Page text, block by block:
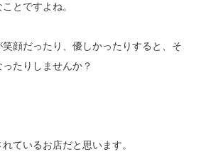
とですよね。
顔だったり、優しかったりすると、そ
たりしませんか？
ているお店だと思います。